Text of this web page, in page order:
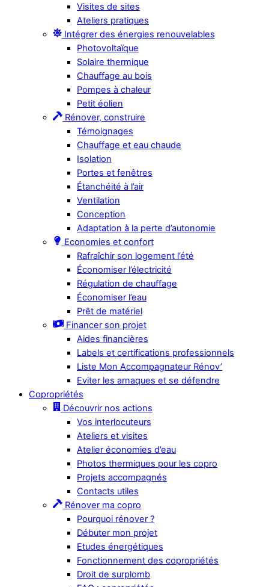
Visites de sites
Ateliers pratiques
Intégrer des énergies renouvelables
Photovoltaïque
Solaire thermique
Chauffage au bois
Pompes à chaleur
Petit éolien
Rénover, construire
Témoignages
Chauffage et eau chaude
Isolation
Portes et fenêtres
Étanchéité à l’air
Ventilation
Conception
Adaptation à la perte d’autonomie
Economies et confort
Rafraîchir son logement l’été
Économiser l’électricité
Régulation de chauffage
Économiser l’eau
Prêt de matériel
Financer son projet
Aides financières
Labels et certifications professionnels
Liste Mon Accompagnateur Rénov’
Eviter les arnaques et se défendre
Copropriétés
Découvrir nos actions
Vos interlocuteurs
Ateliers et visites
Atelier économies d’eau
Photos thermiques pour les copro
Projets accompagnés
Contacts utiles
Rénover ma copro
Pourquoi rénover ?
Débuter mon projet
Etudes énergétiques
Fonctionnement des copropriétés
Droit de surplomb